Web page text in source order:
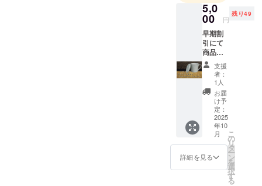
5,0
00 円
残り49
早期割
引にて
商品を
提供い
たしま
す。 感
謝の気
持ちを
込めま
して、
セラ
ミック
茶こし
と茶こ
しをそ
のまま
支援
者：
1人
お届
け予
定：
2025
年10
月
詳細を見る
こ
の
リ
タ
ー
ン
を
選
択
す
る